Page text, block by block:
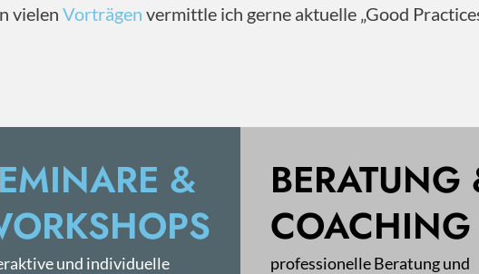
vielen Vorträgen vermittle ich gerne aktuelle „Good
&
und individuelle
BERATUNG
COACHING
professionelle Beratung und